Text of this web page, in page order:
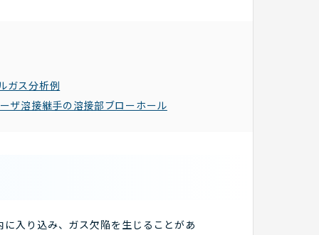
ガス分析例
ザ溶接継手の溶接部ブローホール
入り込み、ガス欠陥を生じることがあ